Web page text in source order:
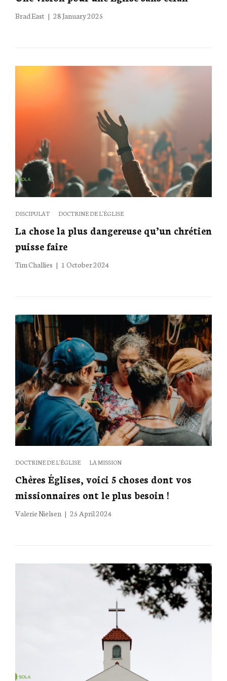
Brad East
Posted
28 January 2025
Categories
DISCIPULAT DOCTRINE DE L'ÉGLISE
La chose la plus dangereuse qu’un chrétien
puisse faire
Tim Challies
Posted
1 October 2024
Categories
DOCTRINE DE L'ÉGLISE LA MISSION
Chères Églises, voici 5 choses dont vos
missionnaires ont le plus besoin !
Valerie Nielsen
Posted
25 April 2024